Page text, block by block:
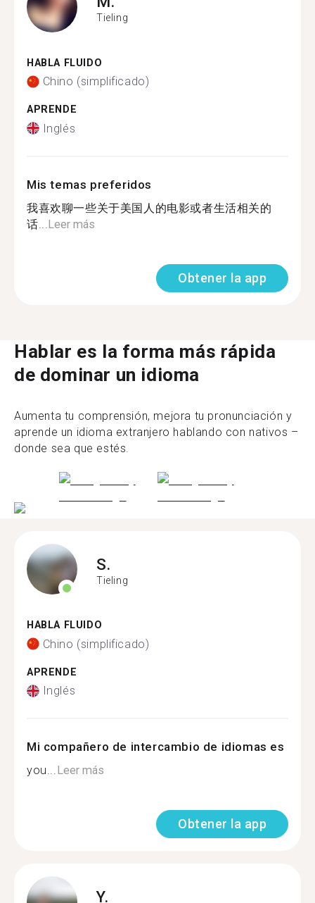
Tieling
HABLA FLUIDO
Chino (simplificado)
APRENDE
Inglés
Mis temas preferidos
我喜欢聊一些关于美国人的电影或者生活相关的
话... Leer más
Obtener la app
Hablar es la forma más rápida
de dominar un idioma
Aumenta tu comprensión, mejora tu pronunciación y
aprende un idioma extranjero hablando con nativos –
donde sea que estés.
S.
Tieling
HABLA FLUIDO
Chino (simplificado)
APRENDE
Inglés
Mi compañero de intercambio de idiomas es
you...Leer más
Obtener la app
Y.